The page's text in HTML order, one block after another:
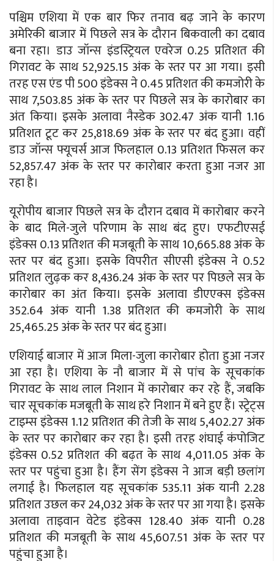
पश्चिम एशिया में एक बार फिर तनाव बढ़ जाने के कारण
अमेरिकी बाजार में पिछले सत्र के दौरान बिकवाली का दबाव
बना रहा। डाउ जॉन्स इंडस्ट्रियल एवरेज 0.25 प्रतिशत की
गिरावट के साथ 52,925.15 अंक के स्तर पर आ गया। इसी
तरह एस एंड पी 500 इंडेक्स ने 0.45 प्रतिशत की कमजोरी के
साथ 7,503.85 अंक के स्तर पर पिछले सत्र के कारोबार का
अंत किया। इसके अलावा नैस्डेक 302.47 अंक यानी 1.16
प्रतिशत टूट कर 25,818.69 अंक के स्तर पर बंद हुआ। वहीं
डाउ जॉन्स फ्यूचर्स आज फिलहाल 0.13 प्रतिशत फिसल कर
52,857.47 अंक के स्तर पर कारोबार करता हुआ नजर आ
रहा है।
यूरोपीय बाजार पिछले सत्र के दौरान दबाव में कारोबार करने
के बाद मिले-जुले परिणाम के साथ बंद हुए। एफटीएसई
इंडेक्स 0.13 प्रतिशत की मजबूती के साथ 10,665.88 अंक के
स्तर पर बंद हुआ। इसके विपरीत सीएसी इंडेक्स ने 0.52
प्रतिशत लुढ़क कर 8,436.24 अंक के स्तर पर पिछले सत्र के
कारोबार का अंत किया। इसके अलावा डीएएक्स इंडेक्स
352.64 अंक यानी 1.38 प्रतिशत की कमजोरी के साथ
25,465.25 अंक के स्तर पर बंद हुआ।
एशियाई बाजार में आज मिला-जुला कारोबार होता हुआ नजर
आ रहा है। एशिया के नौ बाजार में से पांच के सूचकांक
गिरावट के साथ लाल निशान में कारोबार कर रहे हैं, जबकि
चार सूचकांक मजबूती के साथ हरे निशान में बने हुए हैं। स्ट्रेट्स
टाइम्स इंडेक्स 1.12 प्रतिशत की तेजी के साथ 5,402.27 अंक
के स्तर पर कारोबार कर रहा है। इसी तरह शंघाई कंपोजिट
इंडेक्स 0.52 प्रतिशत की बढ़त के साथ 4,011.05 अंक के
स्तर पर पहुंचा हुआ है। हैंग सेंग इंडेक्स ने आज बड़ी छलांग
लगाई है। फिलहाल यह सूचकांक 535.11 अंक यानी 2.28
प्रतिशत उछल कर 24,032 अंक के स्तर पर आ गया है। इसके
अलावा ताइवान वेटेड इंडेक्स 128.40 अंक यानी 0.28
प्रतिशत की मजबूती के साथ 45,607.51 अंक के स्तर पर
पहुंचा हुआ है।